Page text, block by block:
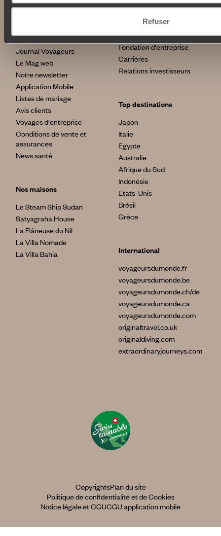
Refuser
Librairie Voyageurs
Journal Voyageurs
Le Mag web
Notre newsletter
Application Mobile
Listes de mariage
Avis clients
Voyages d'entreprise
Conditions de vente et
assurances
News santé
Nos maisons
Le Steam Ship Sudan
Satyagraha House
La Flâneuse du Nil
La Villa Nomade
La Villa Bahia
Fondation d'entreprise
Carrières
Relations investisseurs
Top destinations
Japon
Italie
Egypte
Australie
Afrique du Sud
Indonésie
Etats-Unis
Brésil
Grèce
International
voyageursdumonde.fr
voyageursdumonde.be
voyageursdumonde.ch/de
voyageursdumonde.ca
voyageursdumonde.com
originaltravel.co.uk
originaldiving.com
extraordinaryjourneys.com
CopyrightsPlan du site
Politique de confidentialité et de Cookies
Notice légale et CGUCGU application mobile